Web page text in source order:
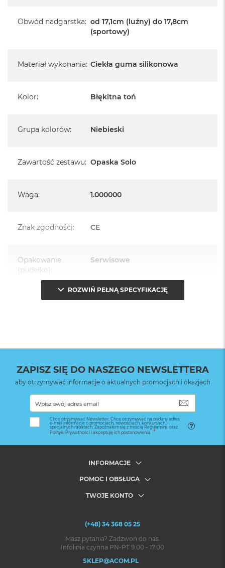
Obwód nadgarstka: od 17,1cm (luźny) do 17,8cm
(sportowy)
Materiał wykonania: Ciekła guma silikonowa
Kolor: Błękitna toń
Grupa kolorów: Niebieski
Zawartość zestawu: Opaska Solo
Waga: 1.000000
Znak zgodności: CE
Opakowanie
(pudełko):
Serwisowe
ROZWIŃ PEŁNĄ SPECYFIKACJĘ
ZAPISZ SIĘ DO NASZEGO NEWSLETTERA
aby otrzymywać informacje o aktualnych promocjach i okazjach
Chcę otrzymywać Newsletter. Chcę otrzymywać na podany adres
e-mail informacje o promocjach, nowościach, konkursach,
specjalnych rabatach. Zapoznałem się z treścią Regulaminu oraz
Polityki Prywatności i akceptuję ich postanowienia.
INFORMACJE
POMOC I OBSŁUGA
TWOJE KONTO
(+48) 34 368 05 25
Masz pytania? Zadzwoń do nas.
Infolinia czynna PN-PT 9.00 - 17.00
SKLEP@ACOM.PL